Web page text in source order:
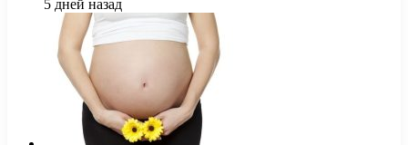
5 дней назад